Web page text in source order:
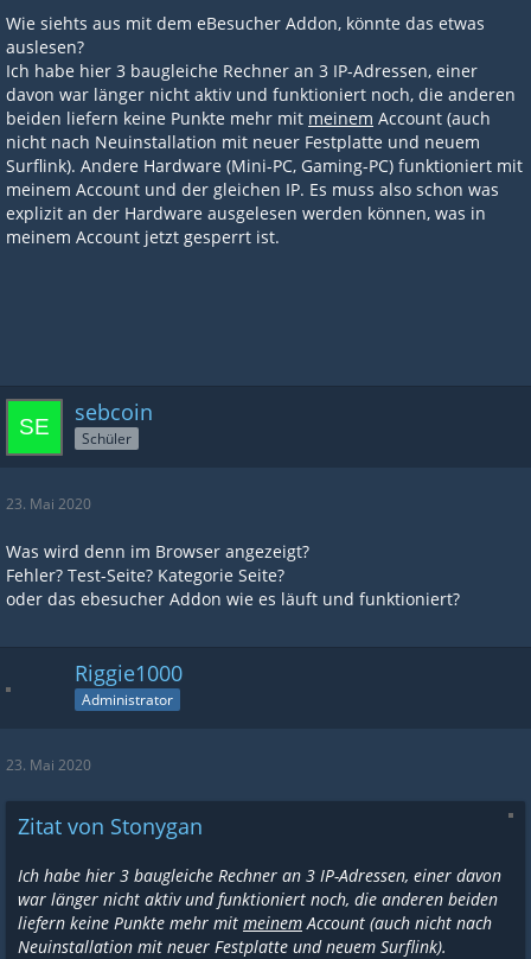
Wie siehts aus mit dem eBesucher Addon, könnte das etwas
auslesen?
Ich habe hier 3 baugleiche Rechner an 3 IP-Adressen, einer
davon war länger nicht aktiv und funktioniert noch, die anderen
beiden liefern keine Punkte mehr mit meinem Account (auch
nicht nach Neuinstallation mit neuer Festplatte und neuem
Surflink). Andere Hardware (Mini-PC, Gaming-PC) funktioniert mit
meinem Account und der gleichen IP. Es muss also schon was
explizit an der Hardware ausgelesen werden können, was in
meinem Account jetzt gesperrt ist.
sebcoin
Schüler
23. Mai 2020
Was wird denn im Browser angezeigt?
Fehler? Test-Seite? Kategorie Seite?
oder das ebesucher Addon wie es läuft und funktioniert?
Riggie1000
Administrator
23. Mai 2020
Zitat von Stonygan
Ich habe hier 3 baugleiche Rechner an 3 IP-Adressen, einer davon
war länger nicht aktiv und funktioniert noch, die anderen beiden
liefern keine Punkte mehr mit meinem Account (auch nicht nach
Neuinstallation mit neuer Festplatte und neuem Surflink).